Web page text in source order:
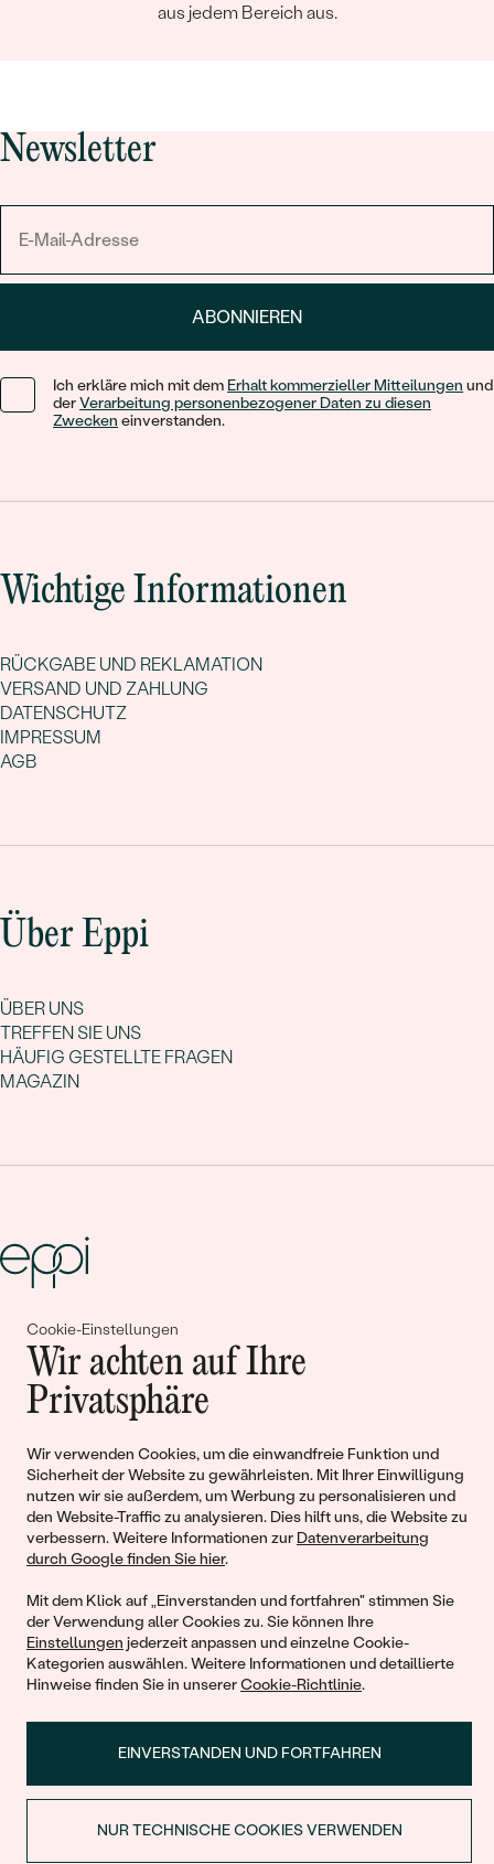
Cookie-Einstellungen
Wir achten auf Ihre
Privatsphäre
Wir verwenden Cookies, um die einwandfreie Funktion und
Sicherheit der Website zu gewährleisten. Mit Ihrer Einwilligung
nutzen wir sie außerdem, um Werbung zu personalisieren und
den Website-Traffic zu analysieren. Dies hilft uns, die Website zu
verbessern. Weitere Informationen zur Datenverarbeitung
durch Google finden Sie hier.
Mit dem Klick auf „Einverstanden und fortfahren" stimmen Sie
der Verwendung aller Cookies zu. Sie können Ihre
Einstellungen jederzeit anpassen und einzelne Cookie-
Kategorien auswählen. Weitere Informationen und detaillierte
Hinweise finden Sie in unsererCookie-Richtlinie.
EINVERSTANDEN UND FORTFAHREN
NUR TECHNISCHE COOKIES VERWENDEN
aus jedem Bereich aus.
Newsletter
ABONNIEREN
Ich erkläre mich mit dem Erhalt kommerzieller Mitteilungen und
derVerarbeitung personenbezogener Daten zu diesen
Zwecken einverstanden.
Wichtige Informationen
RÜCKGABE UND REKLAMATION
VERSAND UND ZAHLUNG
DATENSCHUTZ
IMPRESSUM
AGB
Über Eppi
ÜBER UNS
TREFFEN SIE UNS
HÄUFIG GESTELLTE FRAGEN
MAGAZIN
Gemeinsam erschaffen wir
Geschichten von Schönheit und
Liebe
Begleiten Sie uns!